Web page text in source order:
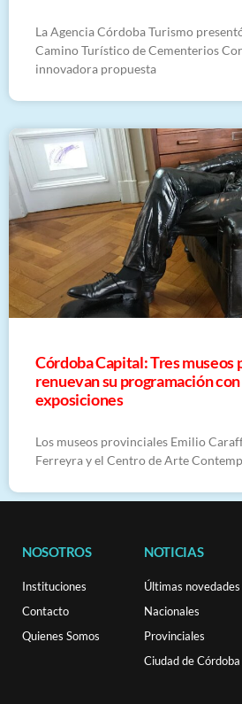
La Agencia Córdoba Turismo
Camino Turístico de Cementerios
innovadora propuesta
Córdoba Capital: Tres museos
renuevan su programación
exposiciones
Los museos provinciales Emilio
Ferreyra y el Centro de Arte
NOSOTROS
Instituciones
Contacto
Quienes Somos
NOTICIAS
Últimas novedades
Nacionales
Provinciales
Ciudad de Córdoba